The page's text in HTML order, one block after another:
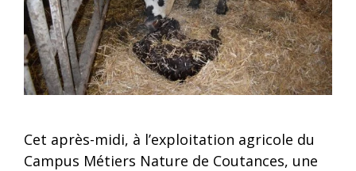
Cet après-midi, à l’exploitation agricole du
Campus Métiers Nature de Coutances, une